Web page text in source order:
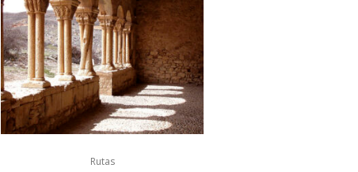
Rutas